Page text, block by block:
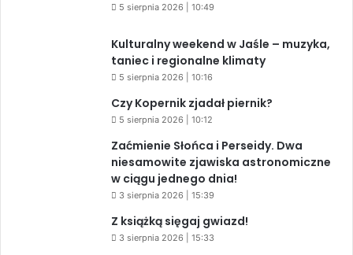
5 sierpnia 2026 | 10:49
Kulturalny weekend w Jaśle – muzyka,
taniec i regionalne klimaty
5 sierpnia 2026 | 10:16
Czy Kopernik zjadał piernik?
5 sierpnia 2026 | 10:12
Zaćmienie Słońca i Perseidy. Dwa
niesamowite zjawiska astronomiczne
w ciągu jednego dnia!
3 sierpnia 2026 | 15:39
Z książką sięgaj gwiazd!
3 sierpnia 2026 | 15:33